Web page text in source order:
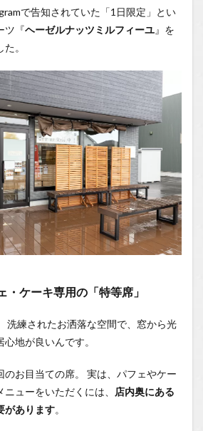
で告知されていた「1日限定」とい
ツ『ヘーゼルナッツミルフィーユ』を
。
・ケーキ専用の「特等席」
洗練されたお洒落な空間で、窓から光
地が良いんです。
のお目当ての席。 実は、パフェやケー
ューをいただくには、
店内奥にある
があります。